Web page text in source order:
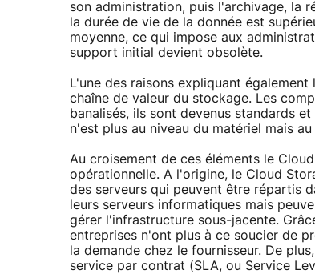
son administration, puis l'archivage, la
la durée de vie de la donnée est
moyenne, ce qui impose aux
support initial devient obsolète.
L'une des raisons expliquant
chaîne de valeur du stockage. Les
banalisés, ils sont devenus standards
n'est plus au niveau du matériel mais
Au croisement de ces éléments le
opérationnelle. A l'origine, le Cloud
des serveurs qui peuvent être répartis
leurs serveurs informatiques mais
gérer l'infrastructure sous-jacente.
entreprises n'ont plus à ce soucier de
la demande chez le fournisseur. De
service par contrat (SLA, ou Service